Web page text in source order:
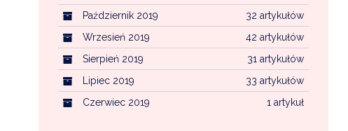
32 artykułów
Październik 2019
42 artykułów
Wrzesień 2019
31 artykułów
Sierpień 2019
33 artykułów
Lipiec 2019
1 artykuł
Czerwiec 2019